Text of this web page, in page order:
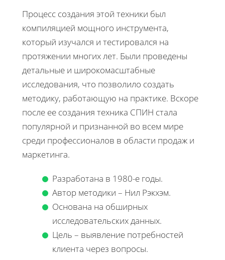
Процесс создания этой техники был
компиляцией мощного инструмента,
который изучался и тестировался на
протяжении многих лет. Были проведены
детальные и широкомасштабные
исследования, что позволило создать
методику, работающую на практике. Вскоре
после ее создания техника СПИН стала
популярной и признанной во всем мире
среди профессионалов в области продаж и
маркетинга.
Разработана в 1980-е годы.
Автор методики – Нил Рэкхэм.
Основана на обширных
исследовательских данных.
Цель – выявление потребностей
клиента через вопросы.